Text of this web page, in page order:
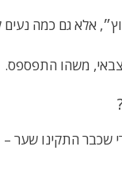
אלא גם כמה נעים
צבאי, משהו התפספס.
שכבר התקינו שער